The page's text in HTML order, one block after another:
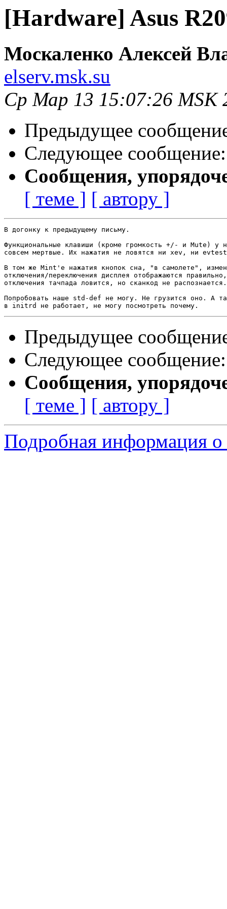
[Hardware] Asus
Москаленко Алексей
elserv.msk.su
Ср Мар 13 15:07:26 MSK
Предыдущее
Следующее
Сообщения,
[ теме ] [ автору ]
В догонку к предыдущему письму.
Функциональные клавиши (кроме громкость +/- и Mute)
совсем мертвые. Их нажатия не ловятся ни xev, ни
В том же Mint'е нажатия кнопок сна, "в самолете",
отключения/переключения дисплея отображаются
отключения тачпада ловится, но сканкод не распознается.
Попробовать наше std-def не могу. Не грузится оно. А
Предыдущее
Следующее
Сообщения,
[ теме ] [ автору ]
Подробная информация о